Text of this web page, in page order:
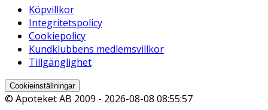
Köpvillkor
Integritetspolicy
Cookiepolicy
Kundklubbens medlemsvillkor
Tillgänglighet
Cookieinställningar
© Apoteket AB 2009 - 2026-08-08 08:55:57